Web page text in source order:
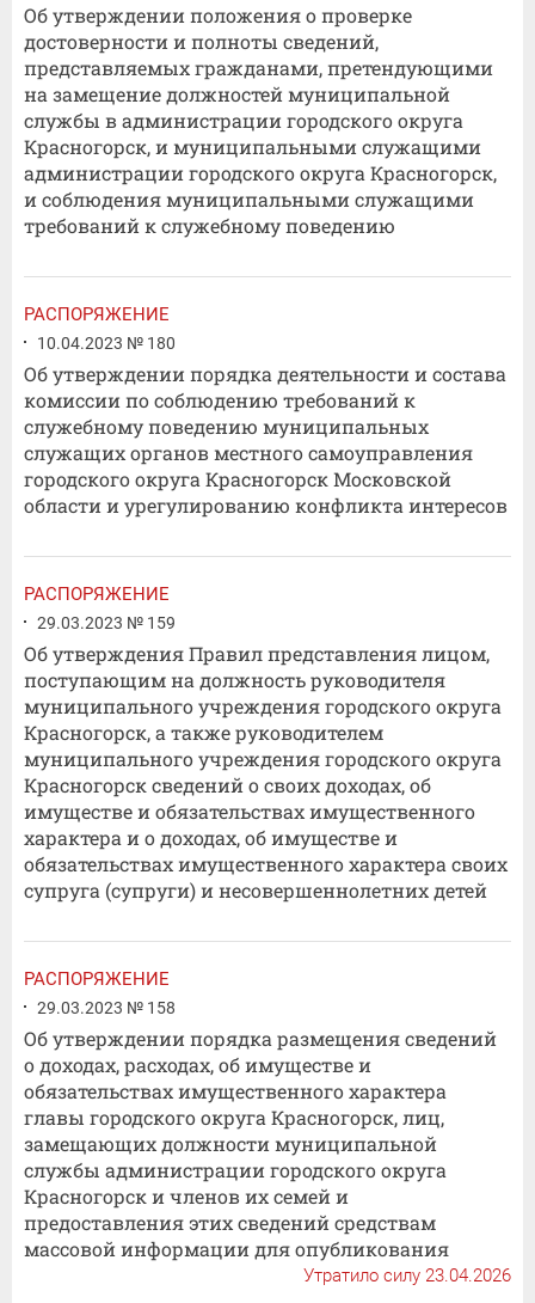
Об утверждении положения о проверке
достоверности и полноты сведений,
представляемых гражданами, претендующими
на замещение должностей муниципальной
службы в администрации городского округа
Красногорск, и муниципальными служащими
администрации городского округа Красногорск,
и соблюдения муниципальными служащими
требований к служебному поведению
РАСПОРЯЖЕНИЕ
10.04.2023 № 180
Об утверждении порядка деятельности и состава
комиссии по соблюдению требований к
служебному поведению муниципальных
служащих органов местного самоуправления
городского округа Красногорск Московской
области и урегулированию конфликта интересов
РАСПОРЯЖЕНИЕ
29.03.2023 № 159
Об утверждения Правил представления лицом,
поступающим на должность руководителя
муниципального учреждения городского округа
Красногорск, а также руководителем
муниципального учреждения городского округа
Красногорск сведений о своих доходах, об
имуществе и обязательствах имущественного
характера и о доходах, об имуществе и
обязательствах имущественного характера своих
супруга (супруги) и несовершеннолетних детей
РАСПОРЯЖЕНИЕ
29.03.2023 № 158
Об утверждении порядка размещения сведений
о доходах, расходах, об имуществе и
обязательствах имущественного характера
главы городского округа Красногорск, лиц,
замещающих должности муниципальной
службы администрации городского округа
Красногорск и членов их семей и
предоставления этих сведений средствам
массовой информации для опубликования
Утратило силу 23.04.2026